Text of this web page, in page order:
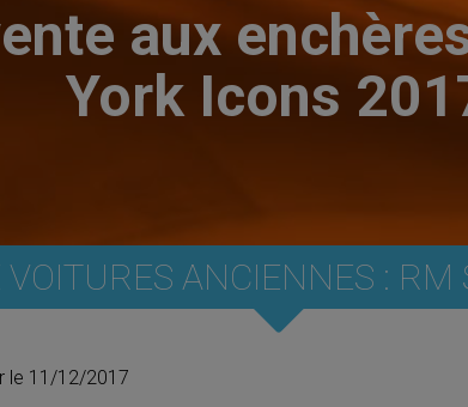
aux
York Icons
ANCIENNES : RM
le 11/12/2017